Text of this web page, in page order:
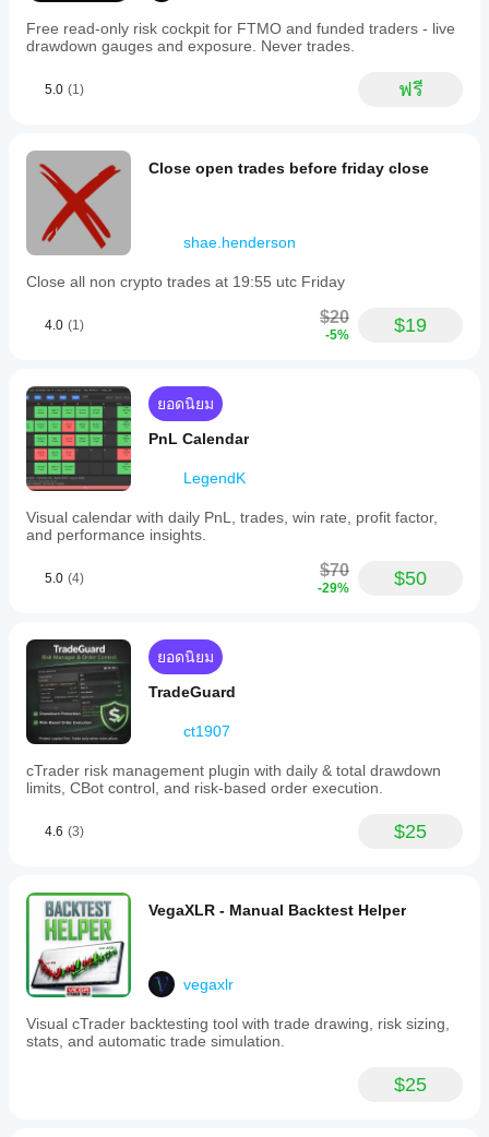
Free read-only risk cockpit for FTMO and funded traders - live
drawdown gauges and exposure. Never trades.
5.0 (1) ฟรี
Close open trades before friday close
shae.henderson
Close all non crypto trades at 19:55 utc Friday
4.0 (1) $20
-5% $19
ยอดนิยม
PnL Calendar
LegendK
Visual calendar with daily PnL, trades, win rate, profit factor,
and performance insights.
5.0 (4) $70
-29% $50
ยอดนิยม
TradeGuard
ct1907
cTrader risk management plugin with daily & total drawdown
limits, CBot control, and risk-based order execution.
4.6 (3) $25
VegaXLR - Manual Backtest Helper
vegaxlr
Visual cTrader backtesting tool with trade drawing, risk sizing,
stats, and automatic trade simulation.
$25